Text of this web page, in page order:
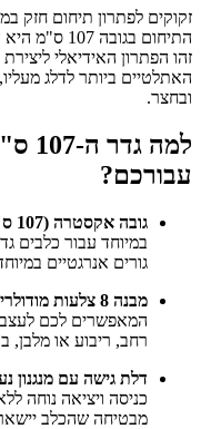
זקוקים לפתרון תיחום חזק
התיחום
זהו הפתרון האידיאלי
האתלטיים ביותר לדלג
ובחצר.
עבורכם?
גובה אקסטרה (107 ס"מ):
במיוחד עבור כלבים
גורים אנרגטיים
מבנה 8 צלעות מודולרי:
המאפשרים לכם לעצב
רחב, ריבוע או
דלת גישה עם מנגנון
כניסה ויציאה נוחה
מבטיחה שהכלב